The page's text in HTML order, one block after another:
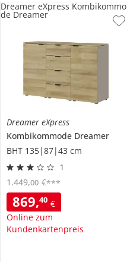
Dreamer eXpress
Kombikommode Dreamer
BHT 135|87|43 cm
1
869,40 €
Online zum
Kundenkartenpreis
1.449,00 €***
Dreamer eXpress Kombikommo
de Dreamer